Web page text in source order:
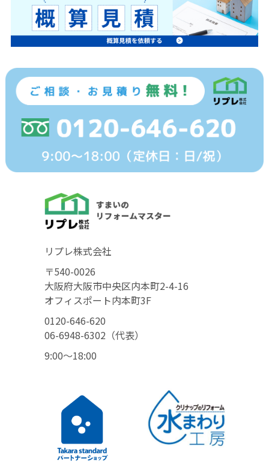
リプレ株式会社
〒540-0026
大阪府大阪市中央区内本町2-4-16
オフィスポート内本町3F
0120-646-620
06-6948-6302（代表）
9:00〜18:00